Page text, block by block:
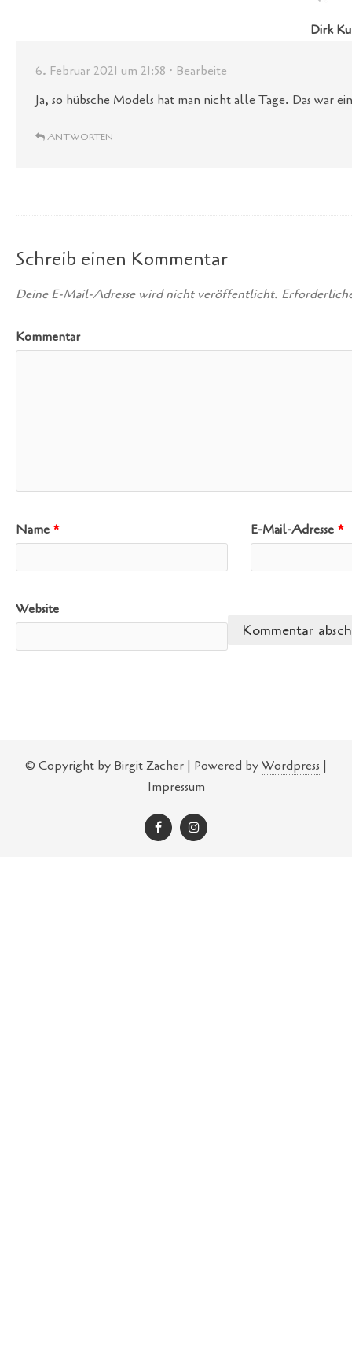
Dirk
6. Februar 2021 um 21:58 · Bearbeite
Ja, so hübsche Models hat man nicht alle Tage. Das war
ANTWORTEN
Schreib einen Kommentar
Deine E-Mail-Adresse wird nicht veröffentlicht.
Kommentar
Name * E-Mail-Adresse *
Website
© Copyright by Birgit Zacher | Powered byWordpress |
Impressum